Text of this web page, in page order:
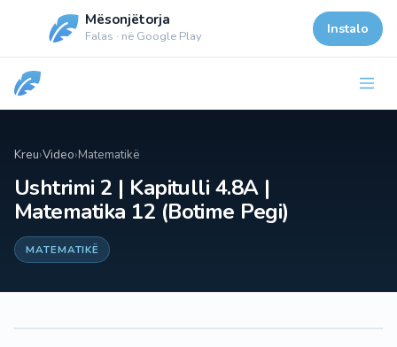
Mësonjëtorja
Falas · në Google Play Instalo
Kreu›Video›Matematikë
Ushtrimi 2 | Kapitulli 4.8A |
Matematika 12 (Botime Pegi)
MATEMATIKË